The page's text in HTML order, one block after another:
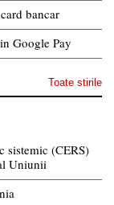
bancar
Google Pay
Toate stirile
sistemic (CERS)
Uniunii